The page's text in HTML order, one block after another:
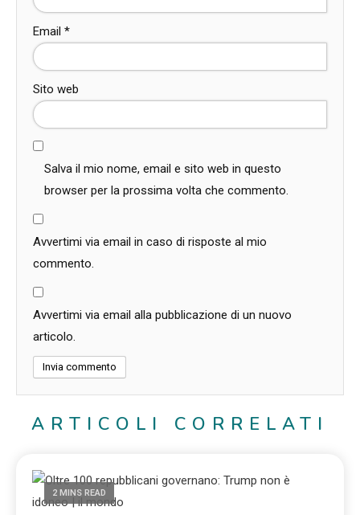
Email *
Sito web
Salva il mio nome, email e sito web in questo
browser per la prossima volta che commento.
Avvertimi via email in caso di risposte al mio
commento.
Avvertimi via email alla pubblicazione di un nuovo
articolo.
ARTICOLI CORRELATI
2 MINS READ